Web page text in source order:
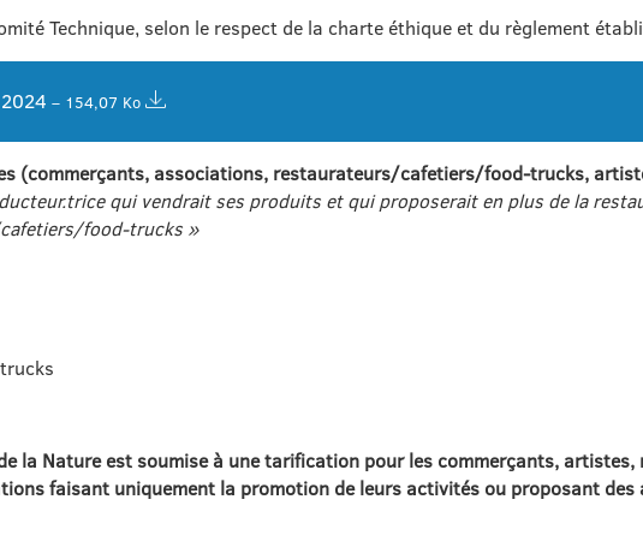
Technique, selon le respect de la charte éthique et du règlement
– 154,07 Ko
(commerçants, associations, restaurateurs/cafetiers/food-trucks,
qui vendrait ses produits et qui proposerait en plus de la
food-trucks »
la Nature est soumise à une tarification pour les commerçants,
faisant uniquement la promotion de leurs activités ou proposant des